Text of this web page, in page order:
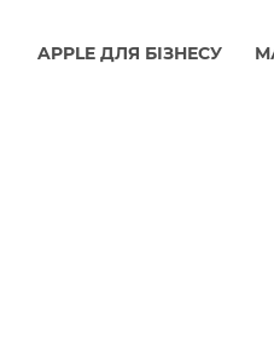
APPLE ДЛЯ БІЗНЕСУ